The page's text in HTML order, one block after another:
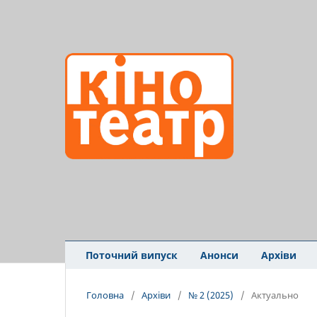
Поточний випуск Анонси Архіви
Головна / Архіви / № 2 (2025) / Актуально